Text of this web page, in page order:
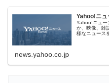
Yahoo!ニュ
Yahoo!ニュー
か、映像、雑
様なニュース
news.yahoo.co.jp